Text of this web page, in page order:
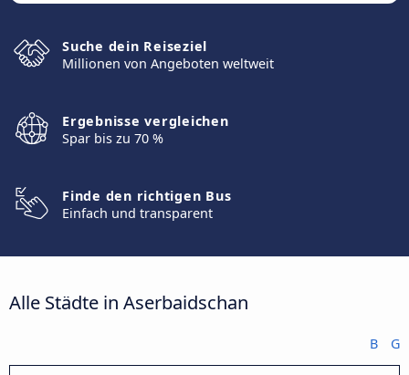
Suche dein Reiseziel
Millionen von Angeboten weltweit
Ergebnisse vergleichen
Spar bis zu 70 %
Finde den richtigen Bus
Einfach und transparent
Alle Städte in Aserbaidschan
B G